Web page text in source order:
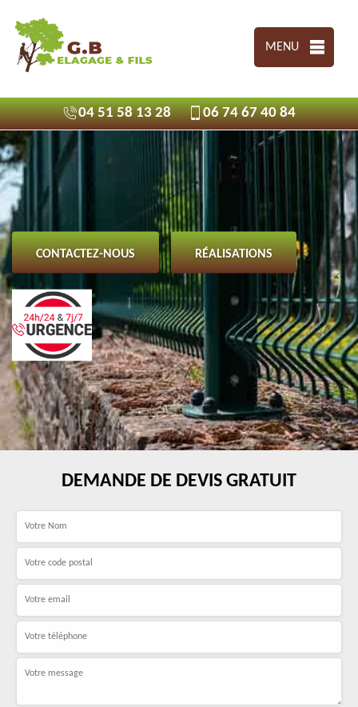
MENU
04 51 58 13 28 06 74 67 40 84
CONTACTEZ-NOUS RÉALISATIONS
DEMANDE DE DEVIS GRATUIT